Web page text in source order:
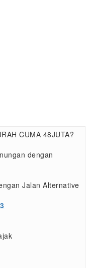
CUMA 48JUTA?
dengan
Jalan Alternative